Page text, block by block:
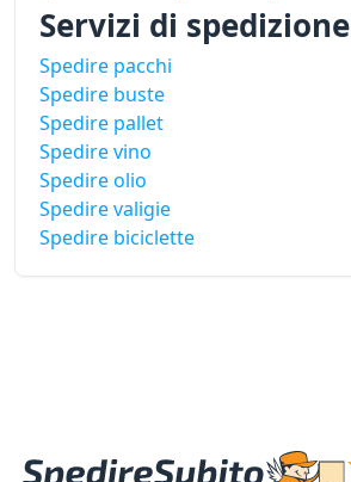
Servizi di spedizione
Spedire pacchi
Spedire buste
Spedire pallet
Spedire vino
Spedire olio
Spedire valigie
Spedire biciclette